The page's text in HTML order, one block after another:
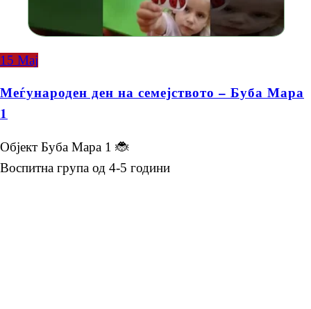
15 Мај
Меѓународен ден на семејството – Буба Мара
1
Објект Буба Мара 1 🐞
Воспитна група од 4-5 години